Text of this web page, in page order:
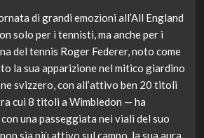
di grandi emozioni all’All England
solo per i tennisti, ma anche per i
del tennis Roger Federer, noto come
la sua apparizione nel mitico giardino
svizzero, con all’attivo ben 20 titoli
cui 8 titoli a Wimbledon — ha
una passeggiata nei viali del suo
non sia più attivo sul campo, la sua aura